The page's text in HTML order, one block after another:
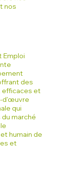
nos
Emploi
des
efficaces et
d'œuvre
qui
marché
humain de
et